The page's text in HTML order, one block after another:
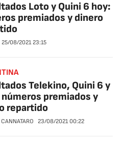
Loto y Quini 6 hoy:
premiados y dinero
25/08/2021 23:15
Telekino, Quini 6 y
premiados y
repartido
23/08/2021 00:22